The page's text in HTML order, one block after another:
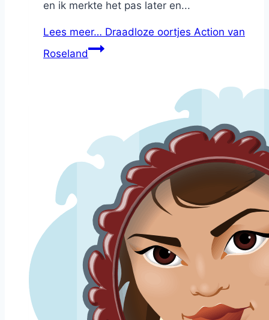
en ik merkte het pas later en...
Lees meer… Draadloze oortjes Action van
Roseland